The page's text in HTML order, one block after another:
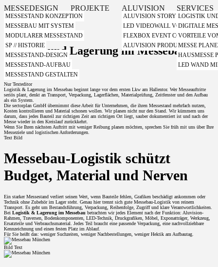
MESSEDESIGN
MESSESTAND KONZEPTION
MESSEBAU MIT SYSTEM
MODULARER MESSESTAND
SP // HISTORIE
MESSESTAND-DESIGN
MESSESTAND-AUFBAU
MESSESTAND GESTALTEN
PROJEKTE ALUVISION
ALUVISION STORY
LED VIDEOWALL VON ALUVISION
FLEXBOX EVENT CONTAINER
ALUVISION PRODUKT VIDEOS
SERVICES
LOGISTIK
DIGITALE
VORTEILE
MESSE
HAUSMESSE
LED WAND
Teaser
Logistik und Lagerung im Messebau von
sectorplan
Nur Texteditor
Logistik & Lagerung im Messebau beginnt lange vor dem ersten Lkw am Hallentor. Wer Messeauftritte
seriös plant, denkt an Transport, Verpackung, Lagerflächen, Materialprüfung, Zeitfenster und den Aufbau
als ein System.
Die sectorplan GmbH übernimmt diese Arbeit für Unternehmen, die ihren Messestand mehrfach nutzen,
Kosten kontrollieren und Material schonen wollen. Wir planen nicht nur den Stand. Wir kümmern uns
darum, dass jedes Bauteil zur richtigen Zeit am richtigen Ort liegt, sauber dokumentiert ist und nach der
Messe wieder in den Kreislauf zurückkehrt.
Wenn Sie Ihren nächsten Auftritt mit weniger Reibung planen möchten, sprechen Sie früh mit uns über Ihre
Messeziele und logistischen Anforderungen.
Text Bild
Messebau-Logistik schützt
Budget, Material und Nerven
Ein starker Messestand verliert seinen Wert, wenn Bauteile fehlen, Grafiken beschädigt ankommen oder
Technik ohne Zubehör im Lager steht. Genau hier trennt sich gute Messebau-Logistik von reinem
Transport. Es geht um Bestandsführung, Verpackung, Reihenfolge, Zugriff und klare Verantwortlichkeiten.
Bei Logistik & Lagerung im Messebau betrachten wir jedes Element nach der Funktion: Aluvision-
Rahmen, Traversen, Bodenkomponenten, LED-Technik, Druckgrafiken, Möbel, Exponatträger, Werkzeug,
Ersatzteile und Verbrauchsmaterial. Jedes Teil braucht eine passende Verpackung, eine nachvollziehbare
Kennzeichnung und einen festen Platz im Ablauf.
Für Sie heißt das: weniger Suchzeiten, weniger Nachbestellungen, weniger Hektik am Aufbautag.
Bild Text